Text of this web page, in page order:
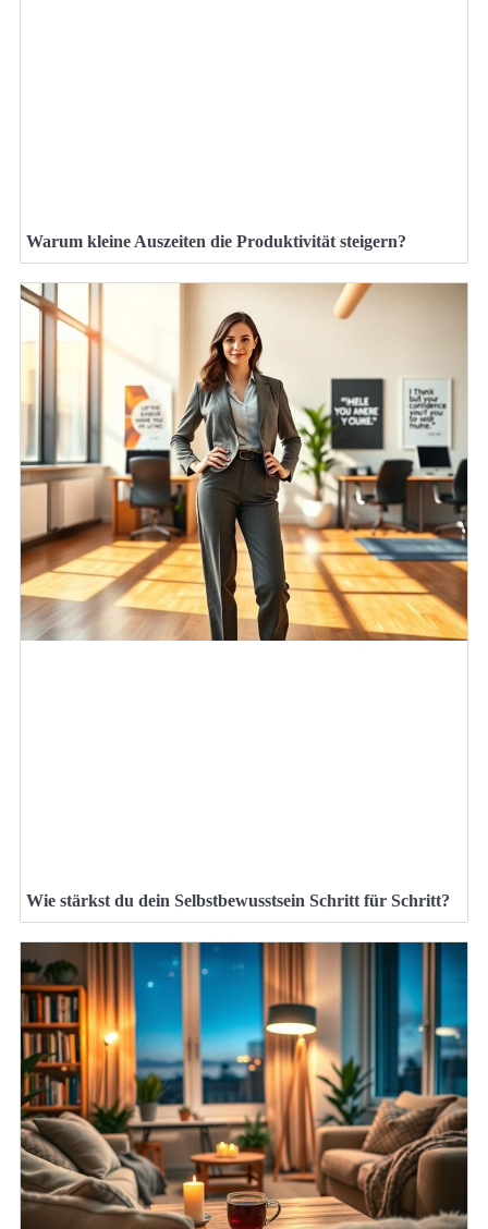
Warum kleine Auszeiten die Produktivität steigern?
Wie stärkst du dein Selbstbewusstsein Schritt für Schritt?